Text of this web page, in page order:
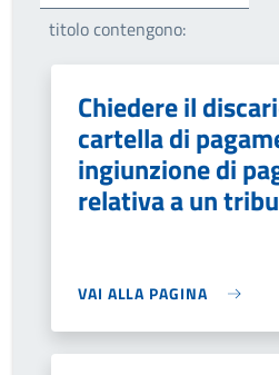
titolo contengono:
Chiedere il
cartella di
ingiunzione di
relativa a un
VAI ALLA PAGINA